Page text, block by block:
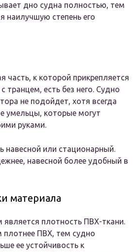
дно судна полностью, тем
наилучшую степень его
часть, к которой прикрепляется
транцем, есть без него. Судно
не подойдет, хотя всегда
умельцы, которые могут
руками.
навесной или стационарный.
навесной более удобный в
материала
плотность ПВХ-ткани.
плотнее ПВХ, тем судно
ее устойчивость к